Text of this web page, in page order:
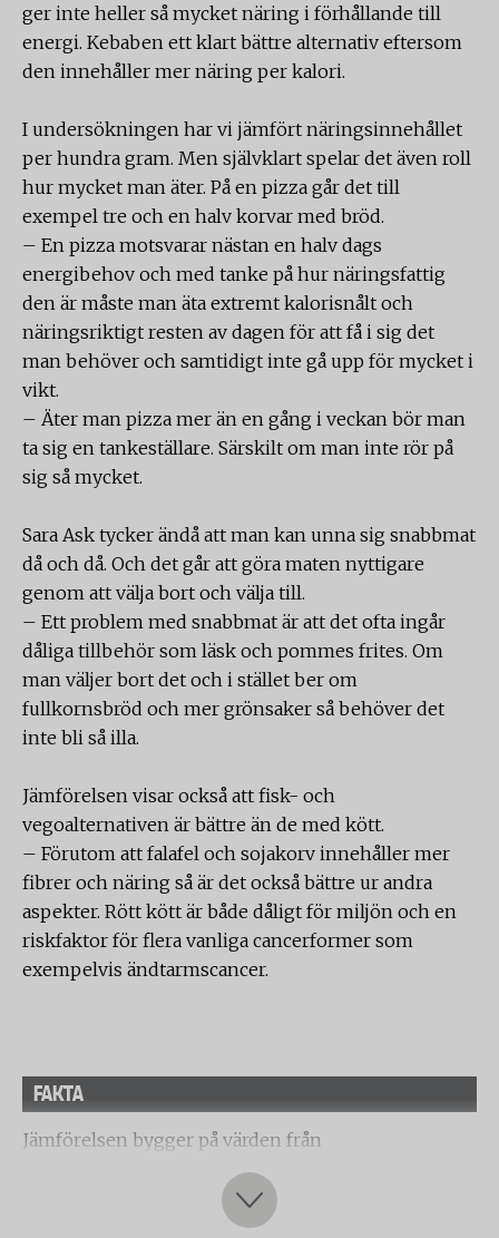
ger inte heller så mycket näring i förhållande till
energi. Kebaben ett klart bättre alternativ eftersom
den innehåller mer näring per kalori.
I undersökningen har vi jämfört näringsinnehållet
per hundra gram. Men självklart spelar det även roll
hur mycket man äter. På en pizza går det till
exempel tre och en halv korvar med bröd.
– En pizza motsvarar nästan en halv dags
energibehov och med tanke på hur näringsfattig
den är måste man äta extremt kalorisnålt och
näringsriktigt resten av dagen för att få i sig det
man behöver och samtidigt inte gå upp för mycket i
vikt.
– Äter man pizza mer än en gång i veckan bör man
ta sig en tankeställare. Särskilt om man inte rör på
sig så mycket.
Sara Ask tycker ändå att man kan unna sig snabbmat
då och då. Och det går att göra maten nyttigare
genom att välja bort och välja till.
– Ett problem med snabbmat är att det ofta ingår
dåliga tillbehör som läsk och pommes frites. Om
man väljer bort det och i stället ber om
fullkornsbröd och mer grönsaker så behöver det
inte bli så illa.
Jämförelsen visar också att fisk- och
vegoalternativen är bättre än de med kött.
– Förutom att falafel och sojakorv innehåller mer
fibrer och näring så är det också bättre ur andra
aspekter. Rött kött är både dåligt för miljön och en
riskfaktor för flera vanliga cancerformer som
exempelvis ändtarmscancer.
FAKTA
Jämförelsen bygger på värden från
Livsmedelsverkets livsmedelsdatabas. De
näringsämnen som valts ut är ämnen som är extra
viktiga och som många människor får i sig för lite